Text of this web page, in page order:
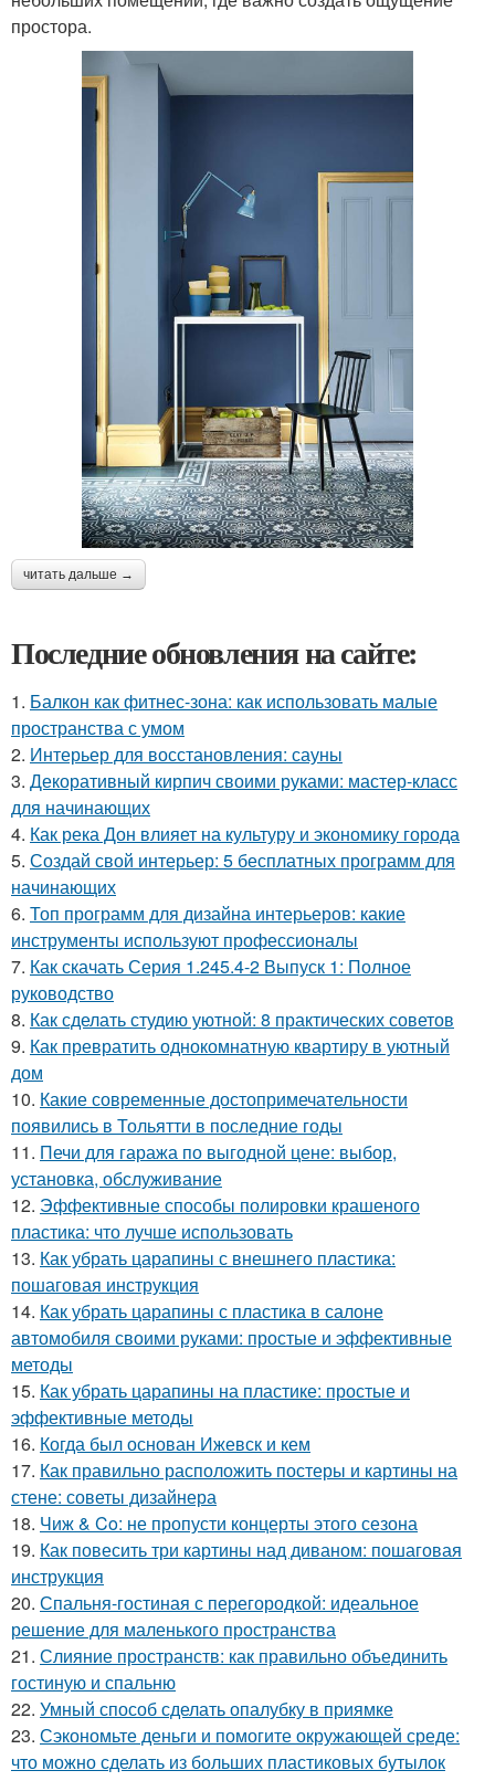
простора.
читать дальше →
Последние обновления на сайте:
1. Балкон как фитнес-зона: как использовать малые
пространства с умом
2. Интерьер для восстановления: сауны
3. Декоративный кирпич своими руками: мастер-класс
для начинающих
4. Как река Дон влияет на культуру и экономику города
5. Создай свой интерьер: 5 бесплатных программ для
начинающих
6. Топ программ для дизайна интерьеров: какие
инструменты используют профессионалы
7. Как скачать Серия 1.245.4-2 Выпуск 1: Полное
руководство
8. Как сделать студию уютной: 8 практических советов
9. Как превратить однокомнатную квартиру в уютный
дом
10. Какие современные достопримечательности
появились в Тольятти в последние годы
11. Печи для гаража по выгодной цене: выбор,
установка, обслуживание
12. Эффективные способы полировки крашеного
пластика: что лучше использовать
13. Как убрать царапины с внешнего пластика:
пошаговая инструкция
14. Как убрать царапины с пластика в салоне
автомобиля своими руками: простые и эффективные
методы
15. Как убрать царапины на пластике: простые и
эффективные методы
16. Когда был основан Ижевск и кем
17. Как правильно расположить постеры и картины на
стене: советы дизайнера
18. Чиж & Co: не пропусти концерты этого сезона
19. Как повесить три картины над диваном: пошаговая
инструкция
20. Спальня-гостиная с перегородкой: идеальное
решение для маленького пространства
21. Слияние пространств: как правильно объединить
гостиную и спальню
22. Умный способ сделать опалубку в приямке
23. Сэкономьте деньги и помогите окружающей среде:
что можно сделать из больших пластиковых бутылок